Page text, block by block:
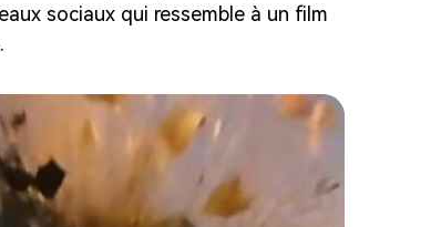
sociaux qui ressemble à un film